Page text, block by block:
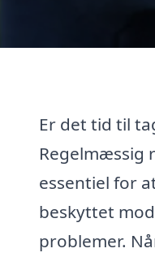
Er det tid til
Regelmæssig
essentiel for
beskyttet
problemer.